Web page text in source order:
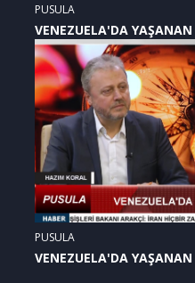
PUSULA
VENEZUELA'DA
(07.01.2026)
PUSULA
VENEZUELA'DA